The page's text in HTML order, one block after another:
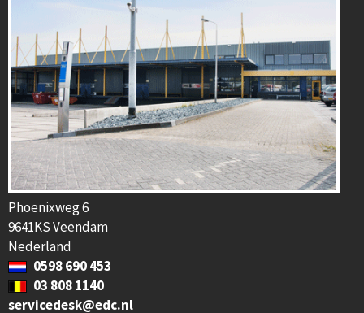
Phoenixweg 6
9641KS Veendam
Nederland
0598 690 453
03 808 1140
servicedesk@edc.nl